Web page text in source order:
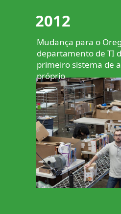
2012
Mudança para o
departamento de TI
primeiro sistema de
próprio